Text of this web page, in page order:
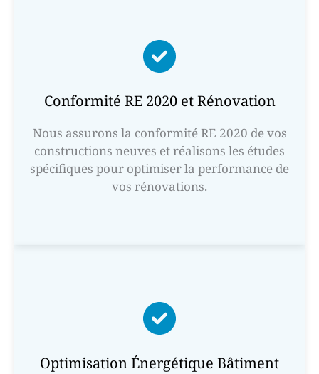
Conformité RE 2020 et Rénovation
Nous assurons la conformité RE 2020 de vos
constructions neuves et réalisons les études
spécifiques pour optimiser la performance de
vos rénovations.
Optimisation Énergétique Bâtiment